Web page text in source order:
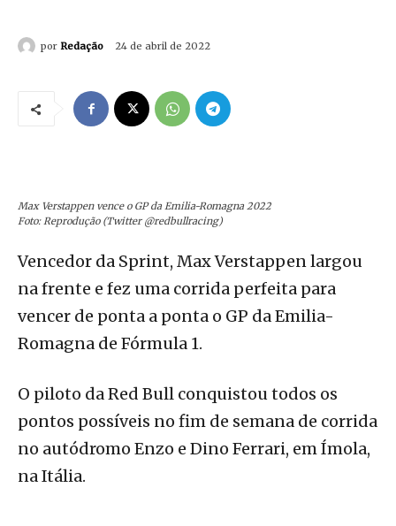
por Redação 24 de abril de 2022
Max Verstappen vence o GP da Emilia-Romagna 2022
Foto: Reprodução (Twitter @redbullracing)
Vencedor da Sprint, Max Verstappen largou
na frente e fez uma corrida perfeita para
vencer de ponta a ponta o GP da Emilia-
Romagna de Fórmula 1.
O piloto da Red Bull conquistou todos os
pontos possíveis no fim de semana de corrida
no autódromo Enzo e Dino Ferrari, em Ímola,
na Itália.